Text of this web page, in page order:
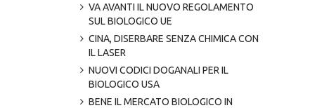
VA AVANTI IL NUOVO REGOLAMENTO
SUL BIOLOGICO UE
CINA, DISERBARE SENZA CHIMICA CON
IL LASER
NUOVI CODICI DOGANALI PER IL
BIOLOGICO USA
BENE IL MERCATO BIOLOGICO IN